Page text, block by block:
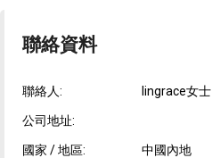
聯絡資料
聯絡人: lingrace女士
公司地址:
國家 / 地區: 中國內地